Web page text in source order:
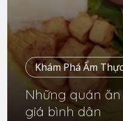
Khám Phá Ẩm Thực
Những quán
giá bình dân